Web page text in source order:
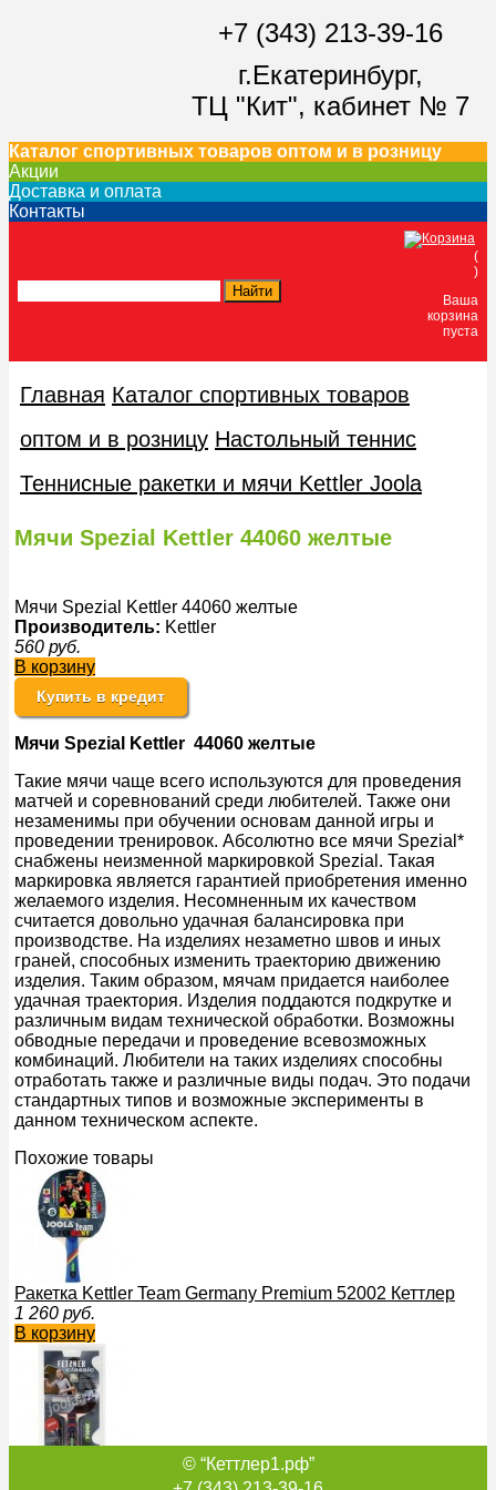
+7 (343) 213-39-16
г.Екатеринбург,
ТЦ "Кит", кабинет № 7
Каталог спортивных товаров оптом и в розницу
Акции
Доставка и оплата
Контакты
(
)
Ваша
корзина
пуста
Главная Каталог спортивных товаров
оптом и в розницу Настольный теннис
Теннисные ракетки и мячи Kettler Joola
Мячи Spezial Kettler 44060 желтые
Мячи Spezial Kettler 44060 желтые
Производитель: Kettler
560 руб.
В корзину
Купить в кредит
Мячи Spezial Kettler 44060 желтые
Такие мячи чаще всего используются для проведения
матчей и соревнований среди любителей. Также они
незаменимы при обучении основам данной игры и
проведении тренировок. Абсолютно все мячи Spezial*
снабжены неизменной маркировкой Spezial. Такая
маркировка является гарантией приобретения именно
желаемого изделия. Несомненным их качеством
считается довольно удачная балансировка при
производстве. На изделиях незаметно швов и иных
граней, способных изменить траекторию движению
изделия. Таким образом, мячам придается наиболее
удачная траектория. Изделия поддаются подкрутке и
различным видам технической обработки. Возможны
обводные передачи и проведение всевозможных
комбинаций. Любители на таких изделиях способны
отработать также и различные виды подач. Это подачи
стандартных типов и возможные эксперименты в
данном техническом аспекте.
Похожие товары
Ракетка Kettler Team Germany Premium 52002 Кеттлер
1 260 руб.
В корзину
Ракетка Kettler Fetzner Classic 54210 Кеттлер
© “Кеттлер1.рф”